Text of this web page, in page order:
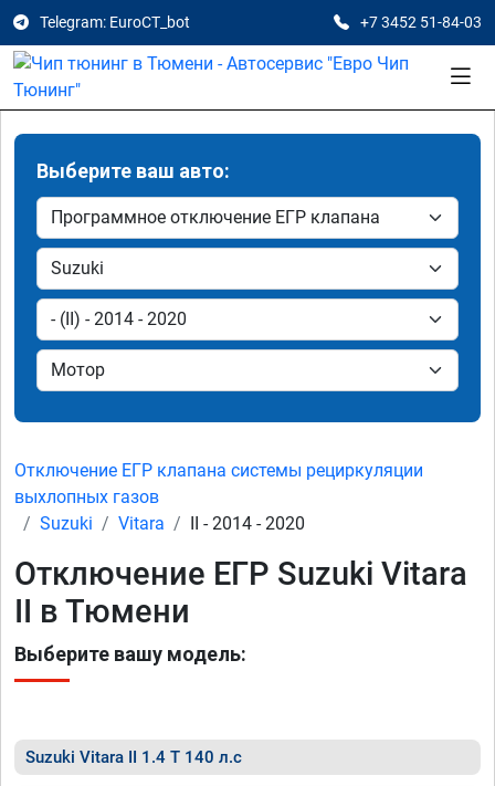
Telegram: EuroCT_bot +7 3452 51-84-03
Выберите ваш авто:
Отключение ЕГР клапана системы рециркуляции
выхлопных газов
Suzuki
Vitara II - 2014 - 2020
Отключение ЕГР Suzuki Vitara
II в Тюмени
Выберите вашу модель:
Suzuki Vitara II 1.4 T 140 л.с